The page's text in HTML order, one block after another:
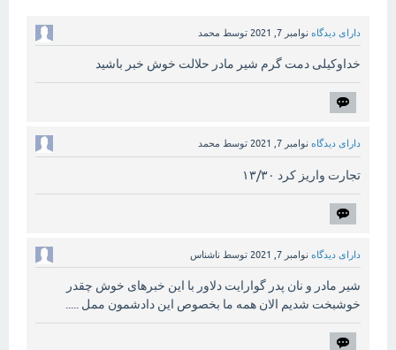
دارای دیدگاه نوامبر 7, 2021 توسط محمد
خداوکیلی دمت گرم شیر مادر حلالت خوش خبر باشید
دارای دیدگاه نوامبر 7, 2021 توسط محمد
تجارت واریز کرد ۱۳/۳۰
دارای دیدگاه نوامبر 7, 2021 توسط ناشناس
شیر مادر و نان پدر گوارایت دلاور با این خبرهای خوش چقدر
خوشبخت شدیم الان همه ما بخصوص این دادشمون ممل .....